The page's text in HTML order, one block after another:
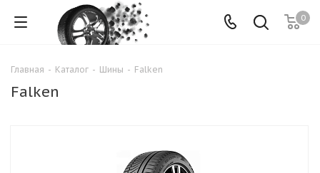
0
Главная - Каталог - Шины - Falken
Falken